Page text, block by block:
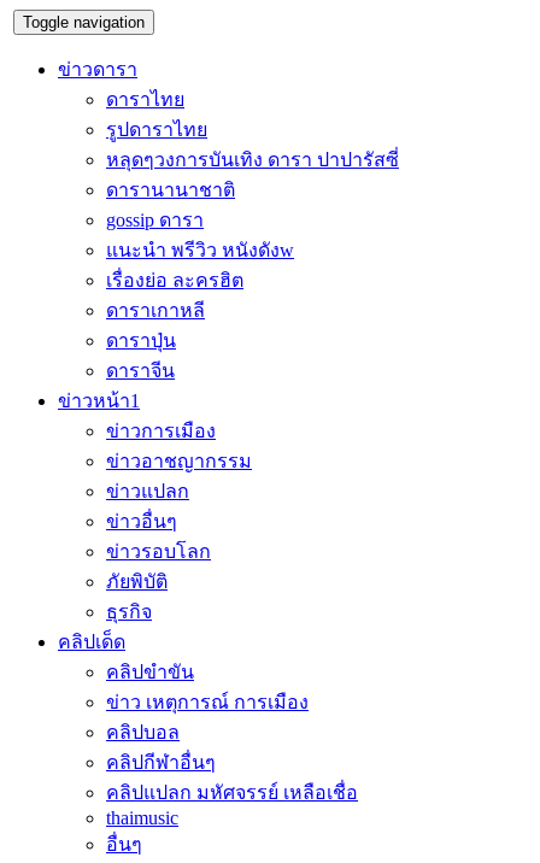
Toggle navigation
ข่าวดารา
ดาราไทย
รูปดาราไทย
หลุดๆวงการบันเทิง ดารา ปาปารัสซี่
ดารานานาชาติ
gossip ดารา
แนะนำ พรีวิว หนังดังw
เรื่องย่อ ละครฮิต
ดาราเกาหลี
ดาราปุ่น
ดาราจีน
ข่าวหน้า1
ข่าวการเมือง
ข่าวอาชญากรรม
ข่าวแปลก
ข่าวอื่นๆ
ข่าวรอบโลก
ภัยพิบัติ
ธุรกิจ
คลิปเด็ด
คลิปขำขัน
ข่าว เหตุการณ์ การเมือง
คลิปบอล
คลิปกีฬาอื่นๆ
คลิปแปลก มหัศจรรย์ เหลือเชื่อ
thaimusic
อื่นๆ